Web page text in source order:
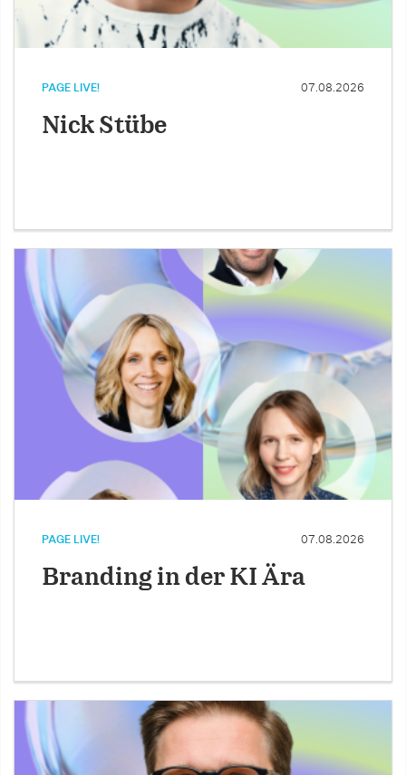
PAGE LIVE! 07.08.2026
Nick Stübe
PAGE LIVE! 07.08.2026
Branding in der KI Ära